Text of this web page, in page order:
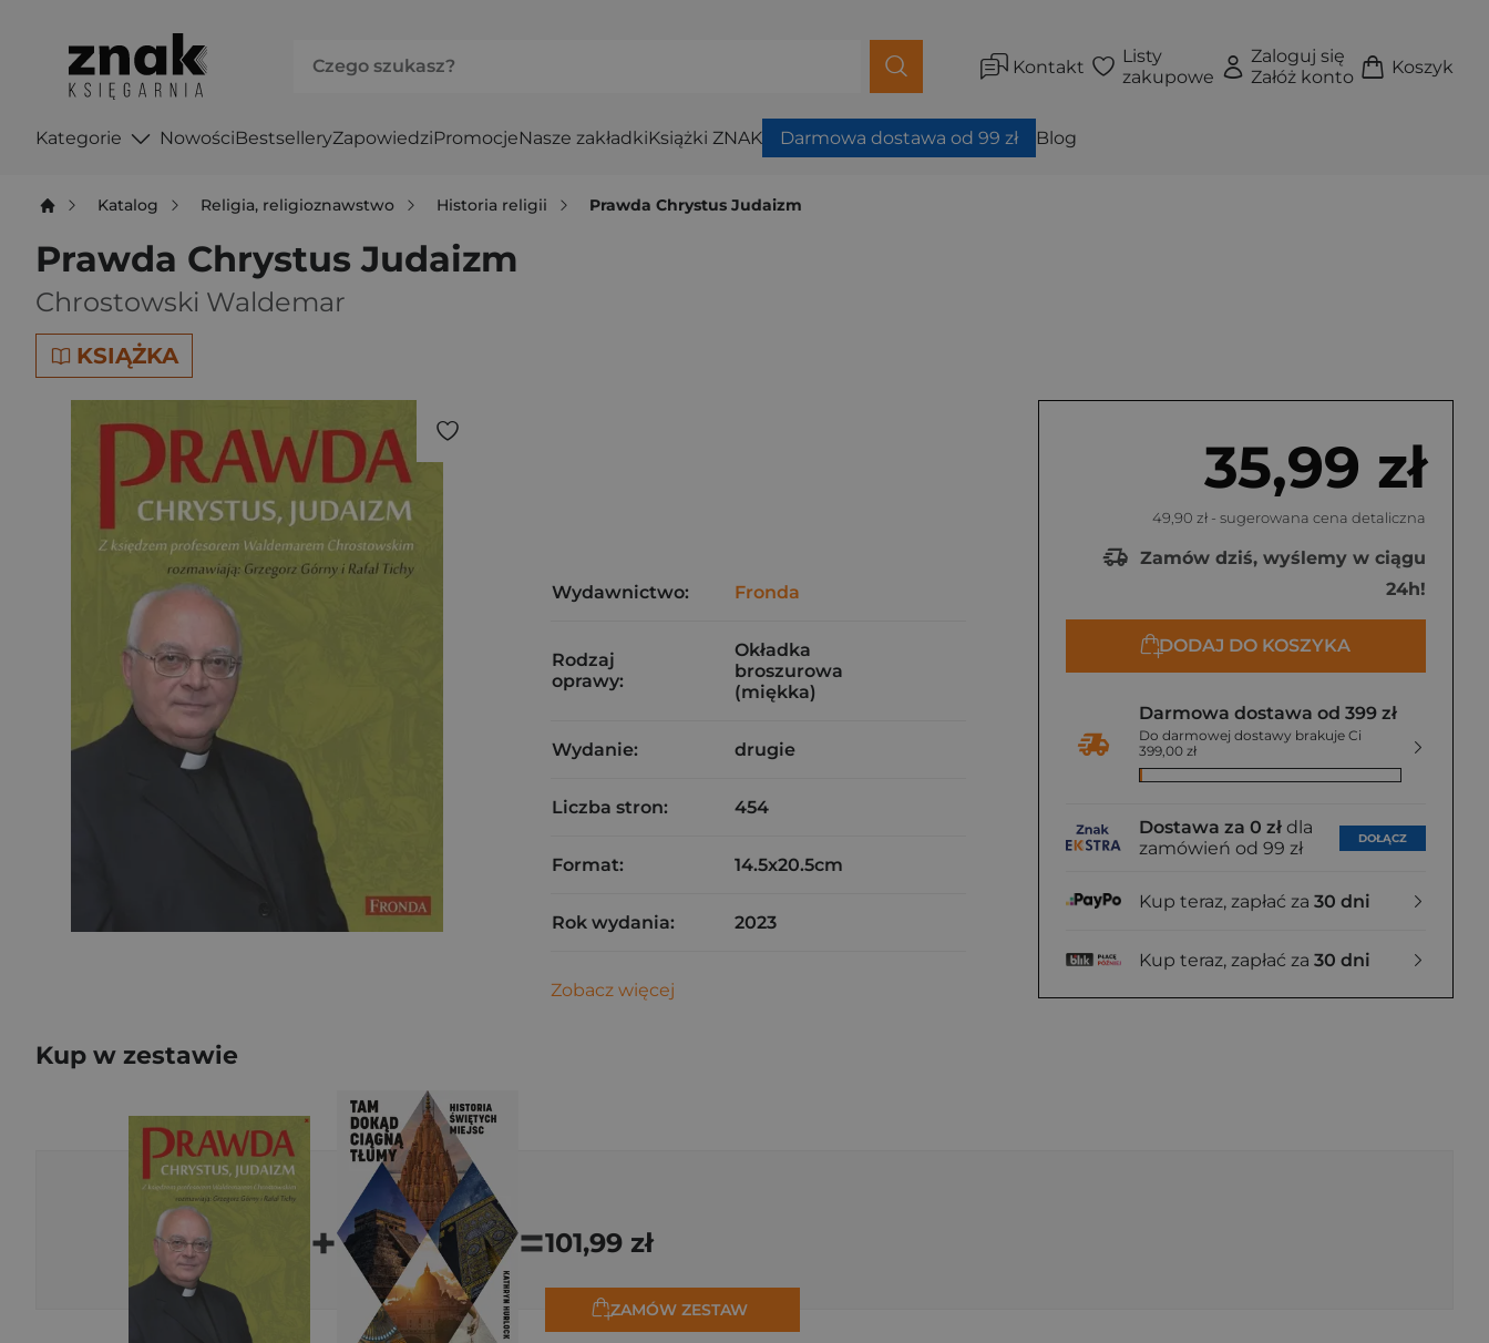
Kontakt
Listy
zakupowe
Zaloguj się
Załóż konto
Koszyk
Kategorie NowościBestselleryZapowiedziPromocjeNasze zakładkiKsiążki ZNAK Darmowa dostawa od 99 zł Blog
Katalog Religia, religioznawstwo Historia religii Prawda Chrystus Judaizm
Prawda Chrystus Judaizm
Chrostowski Waldemar
KSIĄŻKA
35,99 zł
49,90 zł - sugerowana cena detaliczna
Zamów dziś, wyślemy w ciągu
24h!
DODAJ DO KOSZYKA
Darmowa dostawa od 399 zł
Do darmowej dostawy brakuje Ci
399,00 zł
Dostawa za 0 zł dla
zamówień od 99 zł
DOŁĄCZ
Kup teraz, zapłać za 30 dni
Kup teraz, zapłać za 30 dni
Wydawnictwo: Fronda
Rodzaj
oprawy:
Okładka
broszurowa
(miękka)
Wydanie: drugie
Liczba stron: 454
Format: 14.5x20.5cm
Rok wydania: 2023
Zobacz więcej
Kup w zestawie
+ =101,99 zł
ZAMÓW ZESTAW